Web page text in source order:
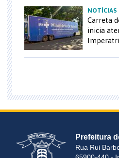
NOTÍCIAS
Carreta
inicia
Prefeitura
Rua Rui